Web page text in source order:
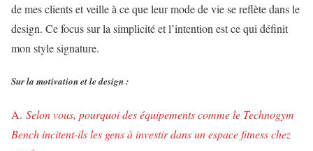
de mes clients et veille à ce que leur mode de vie se reflète dans le
design. Ce focus sur la simplicité et l’intention est ce qui définit
mon style signature.
Sur la motivation et le design :
A. Selon vous, pourquoi des équipements comme le Technogym
Bench incitent-ils les gens à investir dans un espace fitness chez